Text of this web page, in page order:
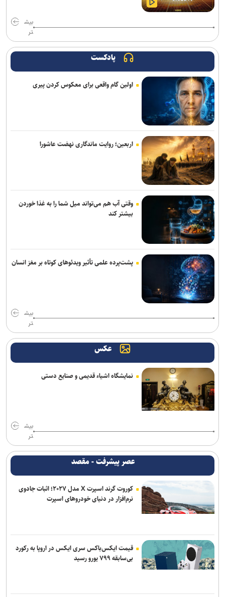
پایش شبانه روزی تهویه قطار‌ها و ایستگاه‌های مترو/ پیش‌بینی هوشمند
۳ سانحه مرگبار طی یک هفته در بزرگراه‌های تهران؛ هشدار دوباره به
رشد ۴۲ درصدی سازش در شورای حل اختلاف استان تهران
ترافیک سنگین در جاده چالوس/ جاده‌های شمالی بدون مداخلات جوی و
سایر محورها روان است
۷کشته و مصدوم در تصادف مرگبار پژو پارس و ساینا در اصفهان
روایت کولیوند از خدمات هلال احمر در اربعین حسینی
جزئیات ثبت ادعا، تهیه نقشه UTM و ارائه مادر سند اعلام شد
پرداخت مطالبات بازنشستگان در اولویت تأمین اجتماعی است
تردد روان در تمامی محورهای شمالی و مسیرهای مرزهای اربعین
کشف بقایای انسانی در ارتفاعات شمیرانات
بیش
تر
پادکست
اولین گام واقعی برای معکوس کردن پیری
اربعین؛ روایت ماندگاری نهضت عاشورا
وقتی آب هم می‌تواند میل شما را به غذا خوردن
بیشتر کند
پشت‌پرده علمی تأثیر ویدئو‌های کوتاه بر مغز انسان
بیش
تر
عکس
نمایشگاه اشیاء قدیمی و صنایع دستی
بیش
تر
عصر پیشرفت - مقصد
کوروت گرند اسپرت X مدل ۲۰۲۷؛ اثبات جادوی
نرم‌افزار در دنیای خودروهای اسپرت
قیمت ایکس‌باکس سری ایکس در اروپا به رکورد
بی‌سابقه ۷۹۹ یورو رسید